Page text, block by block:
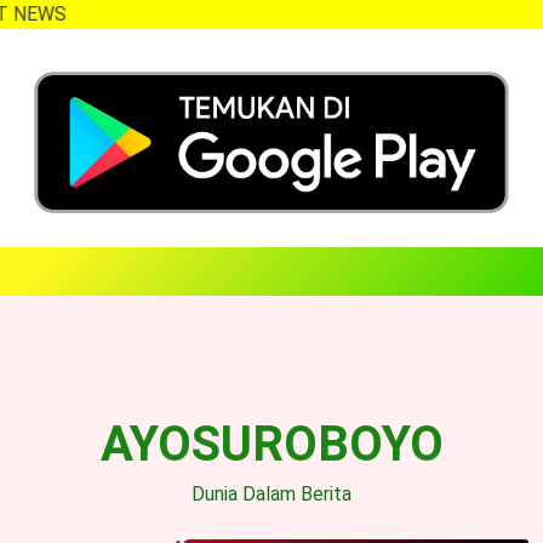
AYOSUROBOYO
Dunia Dalam Berita